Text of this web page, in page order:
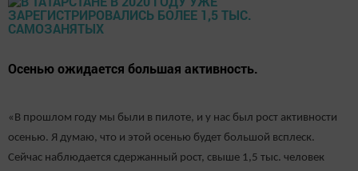
Осенью ожидается большая активность.
«В прошлом году мы были в пилоте, и у нас был рост активности
осенью. Я думаю, что и этой осенью будет большой всплеск.
Сейчас наблюдается сдержанный рост, свыше 1,5 тыс. человек